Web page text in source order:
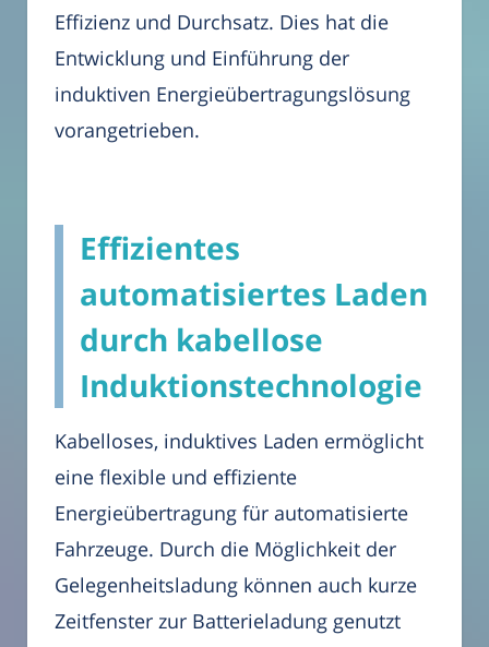
Effizienz und Durchsatz. Dies hat die
Entwicklung und Einführung der
induktiven Energieübertragungslösung
vorangetrieben.
Effizientes
automatisiertes Laden
durch kabellose
Induktionstechnologie
Kabelloses, induktives Laden ermöglicht
eine flexible und effiziente
Energieübertragung für automatisierte
Fahrzeuge. Durch die Möglichkeit der
Gelegenheitsladung können auch kurze
Zeitfenster zur Batterieladung genutzt